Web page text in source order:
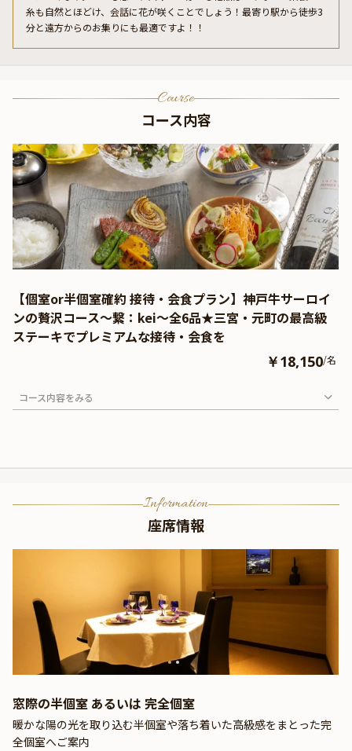
糸も自然とほどけ、会話に花が咲くことでしょう！最寄り駅から徒歩3
分と遠方からのお集りにも最適ですよ！！
Course
コース内容
【個室or半個室確約 接待・会食プラン】神戸牛サーロイ
ンの贅沢コース～繋：kei～全6品★三宮・元町の最高級
ステーキでプレミアムな接待・会食を
￥18,150/名
コース内容をみる
Information
座席情報
窓際の半個室 あるいは 完全個室
暖かな陽の光を取り込む半個室や落ち着いた高級感をまとった完
全個室へご案内